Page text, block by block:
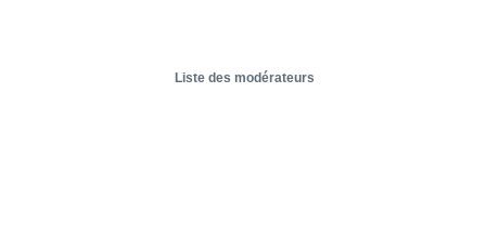
Liste des modérateurs